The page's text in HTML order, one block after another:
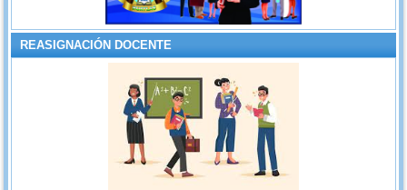
REASIGNACIÓN DOCENTE